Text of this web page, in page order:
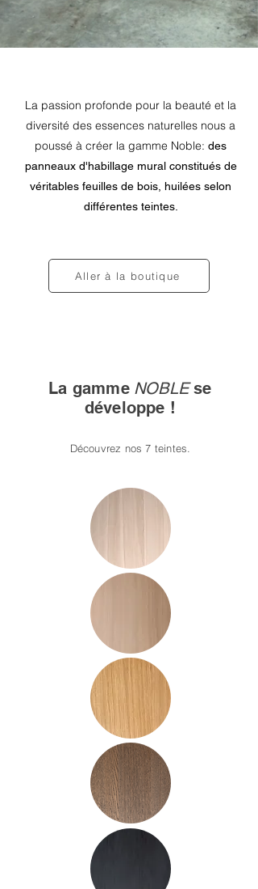
La passion profonde pour la beauté et la
diversité des essences naturelles nous a
poussé à créer la gamme Noble: des
panneaux d'habillage mural constitués de
véritables feuilles de bois, huilées selon
différentes teintes.​
Aller à la boutique
La gamme NOBLEse
développe !
Découvrez nos 7 teintes.